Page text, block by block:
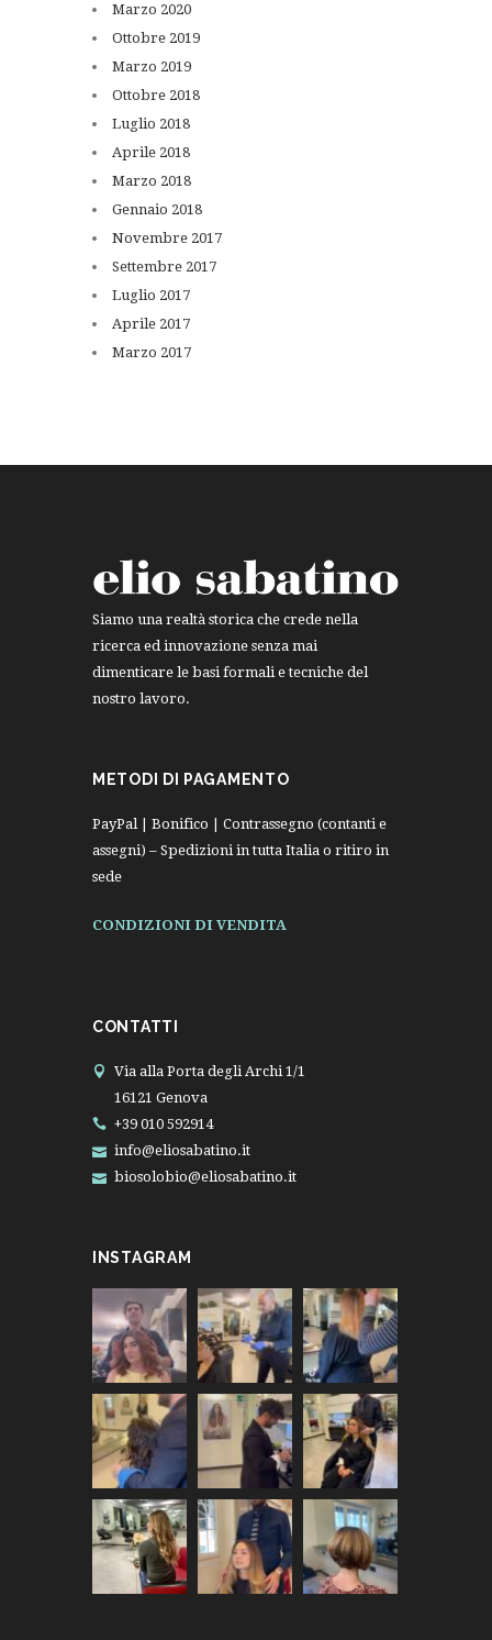
Marzo 2020
Ottobre 2019
Marzo 2019
Ottobre 2018
Luglio 2018
Aprile 2018
Marzo 2018
Gennaio 2018
Novembre 2017
Settembre 2017
Luglio 2017
Aprile 2017
Marzo 2017
Siamo una realtà storica che crede nella
ricerca ed innovazione senza mai
dimenticare le basi formali e tecniche del
nostro lavoro.
METODI DI PAGAMENTO
PayPal | Bonifico | Contrassegno (contanti e
assegni) – Spedizioni in tutta Italia o ritiro in
sede
CONDIZIONI DI VENDITA
CONTATTI
Via alla Porta degli Archi 1/1
16121 Genova
+39 010 592914
info@eliosabatino.it
biosolobio@eliosabatino.it
INSTAGRAM